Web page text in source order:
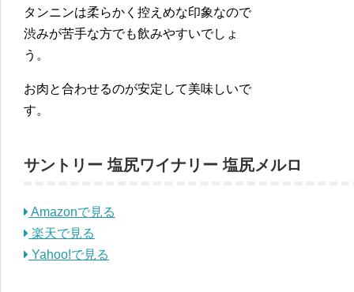
タンニンは柔らかく控えめな印象なので
渋みが苦手な方でも飲みやすいでしょ
う。
お肉と合わせるのが安定して美味しいで
す。
サントリー 塩尻ワイナリー 塩尻メルロ
Amazonで見る
楽天で見る
Yahoo!で見る